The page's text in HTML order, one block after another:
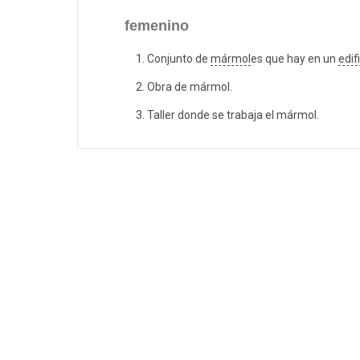
femenino
Conjunto de mármol es que hay en un
Obra de mármol.
Taller donde se trabaja el mármol.